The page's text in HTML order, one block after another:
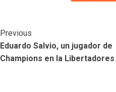
Previous
Eduardo Salvio, un jugador de
Champions en la Libertadores